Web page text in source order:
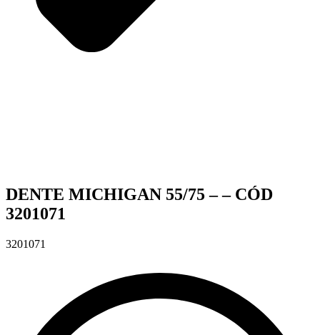
DENTE MICHIGAN 55/75 – – CÓD
3201071
3201071